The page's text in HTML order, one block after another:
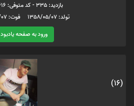
بازدید: 335 - کد متوفی: 6133616
تولد: 1358/05/07 فوت: 1399/05/07
ورود به صفحه یادبود
(16)